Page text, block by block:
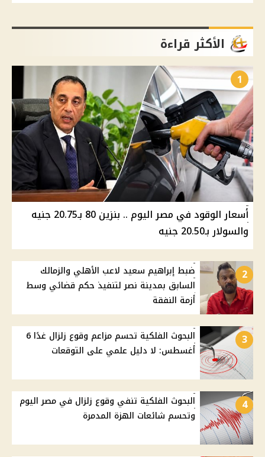
الأكثر قراءة
1
أسعار الوقود في مصر اليوم .. بنزين 80 بـ20.75 جنيه
والسولار بـ20.50 جنيه
2
ضبط إبراهيم سعيد لاعب الأهلي والزمالك
السابق بمدينة نصر لتنفيذ حكم قضائي وسط
أزمة النفقة
3
البحوث الفلكية تحسم مزاعم وقوع زلزال غدًا 6
أغسطس: لا دليل علمي على التوقعات
4
البحوث الفلكية تنفي وقوع زلزال في مصر اليوم
وتحسم شائعات الهزة المدمرة